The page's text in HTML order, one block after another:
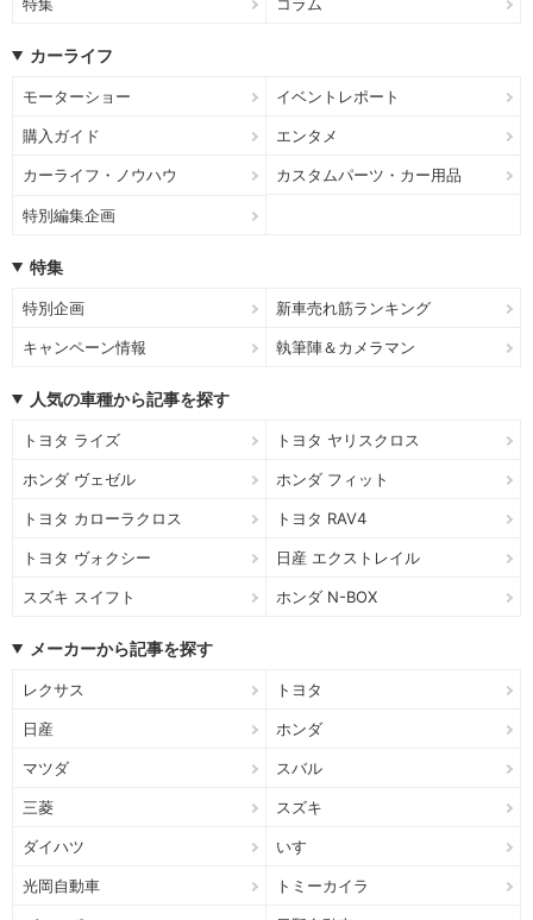
カーライフ
モーターショー イベントレポート
購入ガイド エンタメ
カーライフ・ノウハウ カスタムパーツ・カー用品
特別編集企画
特集
特別企画 新車売れ筋ランキング
キャンペーン情報 執筆陣＆カメラマン
人気の車種から記事を探す
トヨタ ライズ トヨタ ヤリスクロス
ホンダ ヴェゼル ホンダ フィット
トヨタ カローラクロス トヨタ RAV4
トヨタ ヴォクシー 日産 エクストレイル
スズキ スイフト ホンダ N-BOX
メーカーから記事を探す
レクサス トヨタ
日産 ホンダ
マツダ スバル
三菱 スズキ
ダイハツ いすゞ
光岡自動車 トミーカイラ